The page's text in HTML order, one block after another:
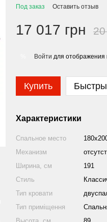
Под заказ Оставить отзыв
17 017 грн
Войти для отображения
Купить
Характеристики
Спальное место
Механизм
Ширина, см
191
Стиль
Тип кровати
Тип приміщення